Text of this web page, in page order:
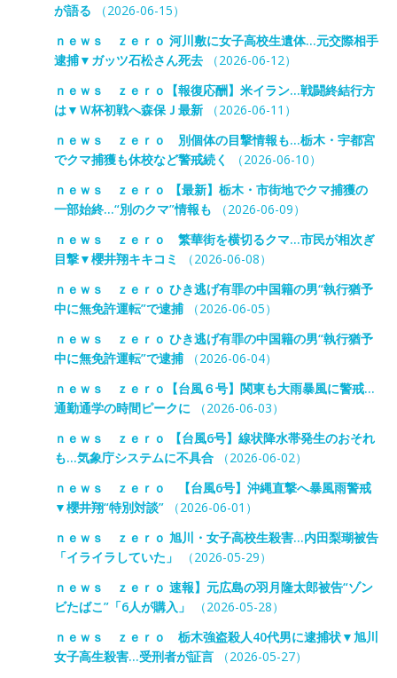
が語る （2026-06-15）
ｎｅｗｓ ｚｅｒｏ 河川敷に女子高校生遺体…元交際相手
逮捕▼ガッツ石松さん死去（2026-06-12）
ｎｅｗｓ ｚｅｒｏ【報復応酬】米イラン…戦闘終結行方
は▼Ｗ杯初戦へ森保Ｊ最新（2026-06-11）
ｎｅｗｓ ｚｅｒｏ 別個体の目撃情報も…栃木・宇都宮
でクマ捕獲も休校など警戒続く
（2026-06-10）
ｎｅｗｓ ｚｅｒｏ 【最新】栃木・市街地でクマ捕獲の
一部始終…“別のクマ”情報も （2026-06-09）
ｎｅｗｓ ｚｅｒｏ 繁華街を横切るクマ…市民が相次ぎ
目撃▼櫻井翔キキコミ
（2026-06-08）
ｎｅｗｓ ｚｅｒｏ ひき逃げ有罪の中国籍の男“執行猶予
中に無免許運転”で逮捕（2026-06-05）
ｎｅｗｓ ｚｅｒｏ ひき逃げ有罪の中国籍の男“執行猶予
中に無免許運転”で逮捕（2026-06-04）
ｎｅｗｓ ｚｅｒｏ【台風６号】関東も大雨暴風に警戒…
通勤通学の時間ピークに （2026-06-03）
ｎｅｗｓ ｚｅｒｏ 【台風6号】線状降水帯発生のおそれ
も…気象庁システムに不具合（2026-06-02）
ｎｅｗｓ ｚｅｒｏ 【台風6号】沖縄直撃へ暴風雨警戒
▼櫻井翔“特別対談”（2026-06-01）
ｎｅｗｓ ｚｅｒｏ 旭川・女子高校生殺害…内田梨瑚被告
「イライラしていた」
（2026-05-29）
ｎｅｗｓ ｚｅｒｏ 速報】元広島の羽月隆太郎被告“ゾン
ビたばこ”「6人が購入」
（2026-05-28）
ｎｅｗｓ ｚｅｒｏ 栃木強盗殺人40代男に逮捕状▼旭川
女子高生殺害…受刑者が証言（2026-05-27）